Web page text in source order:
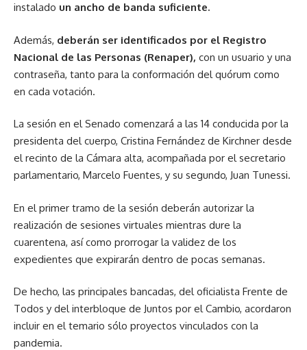
instalado un ancho de banda suficiente.
Además, deberán ser identificados por el Registro
Nacional de las Personas (Renaper), con un usuario y una
contraseña, tanto para la conformación del quórum como
en cada votación.
La sesión en el Senado comenzará a las 14 conducida por la
presidenta del cuerpo, Cristina Fernández de Kirchner desde
el recinto de la Cámara alta, acompañada por el secretario
parlamentario, Marcelo Fuentes, y su segundo, Juan Tunessi.
En el primer tramo de la sesión deberán autorizar la
realización de sesiones virtuales mientras dure la
cuarentena, así como prorrogar la validez de los
expedientes que expirarán dentro de pocas semanas.
De hecho, las principales bancadas, del oficialista Frente de
Todos y del interbloque de Juntos por el Cambio, acordaron
incluir en el temario sólo proyectos vinculados con la
pandemia.